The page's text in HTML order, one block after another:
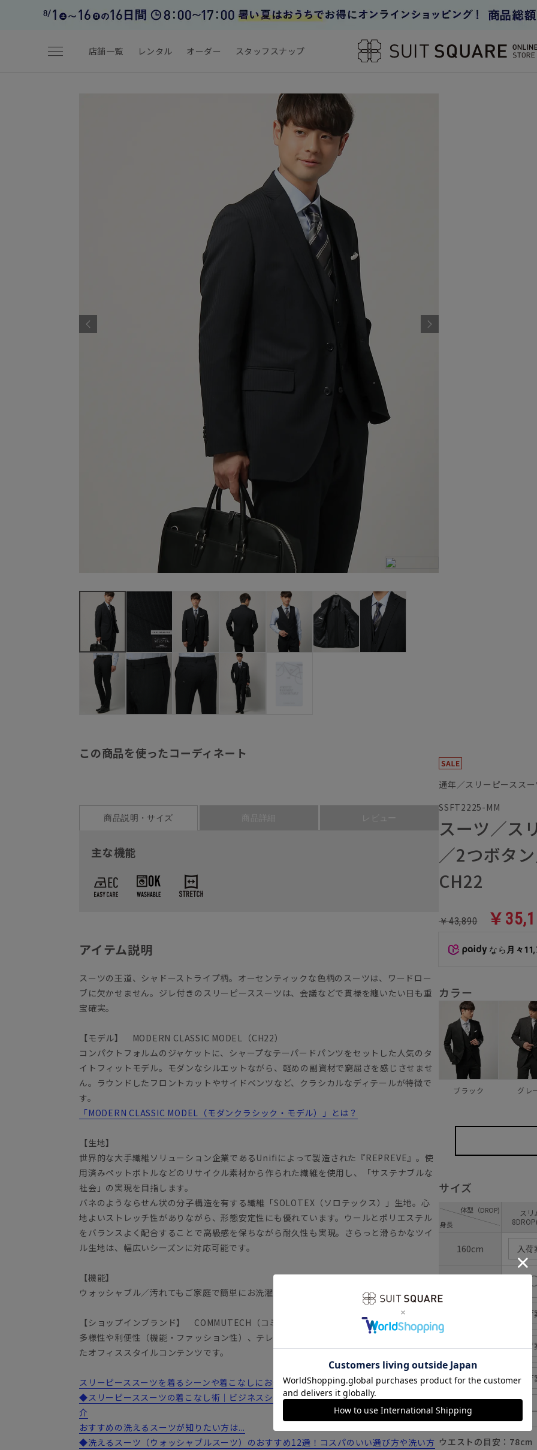
menu 店舗一覧 レンタル オーダー スタッフスナップ
この商品を使ったコーディネート
商品説明・サイズ 商品詳細 レビュー
主な機能
アイテム説明
スーツの王道、シャドーストライプ柄。オーセンティックな色柄のスーツは、ワードロー
ブに欠かせません。ジレ付きのスリーピーススーツは、会議などで貫禄を纏いたい日も重
宝確実。
【モデル】 MODERN CLASSIC MODEL（CH22）
コンパクトフォルムのジャケットに、シャープなテーパードパンツをセットした人気のタ
イトフィットモデル。モダンなシルエットながら、軽めの副資材で窮屈さを感じさせませ
ん。ラウンドしたフロントカットやサイドベンツなど、クラシカルなディテールが特徴で
す。
「MODERN CLASSIC MODEL（モダンクラシック・モデル）」とは？
【生地】
世界的な大手繊維ソリューション企業であるUnifiによって製造された『REPREVE』。使
用済みペットボトルなどのリサイクル素材から作られた繊維を使用し、「サステナブルな
社会」の実現を目指します。
バネのようならせん状の分子構造を有する繊維「SOLOTEX（ソロテックス）」生地。心
地よいストレッチ性がありながら、形態安定性にも優れています。ウールとポリエステル
をバランスよく配合することで高級感を保ちながら耐久性も実現。さらっと滑らかなツイ
ル生地は、幅広いシーズンに対応可能です。
【機能】
ウォッシャブル／汚れてもご家庭で簡単にお洗濯が可能です。
【ショップインブランド】 COMMUTECH（コミューテック）
多様性や利便性（機能・ファッション性）、テレワークなど様々な切り口へフォーカスし
たオフィススタイルコンテンツです。
スリーピーススーツを着るシーンや着こなしにお悩みの方は...
◆スリーピーススーツの着こなし術｜ビジネスシーンにおすすめのコーディネートをご紹
介
おすすめの洗えるスーツが知りたい方は...
◆洗えるスーツ（ウォッシャブルスーツ）のおすすめ12選！コスパのいい選び方や洗い方
通年／スリーピースス
SSFT2225-MM
スーツ／ス
／2つボタ
CH22
￥43,890 ￥
なら 月々
カラー
ブラック グレ
サイズ
身長
体型（DROP)
ス
160cm 入荷
入
175cm 入荷
180cm 入荷
185cm
ウエストの目安： 78cm